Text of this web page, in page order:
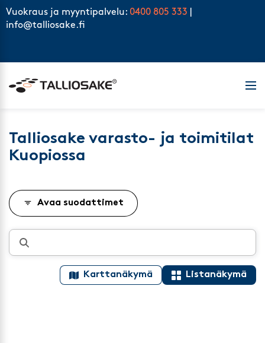
Skip to content
Vuokraus ja myyntipalvelu: 0400 805 333
info@talliosake.fi
Talliosake varasto- ja toimitilat
Kuopiossa
Avaa suodattimet
Karttanäkymä Listanäkymä